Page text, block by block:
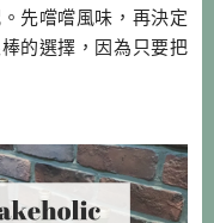
先嚐嚐風味，再決定
的選擇，因為只要把
容易跟清酒做搭配，
川鶴酒造官網 官網: ht